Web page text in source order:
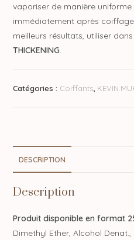
vaporiser de manière uniforme
immédiatement après
meilleurs résultats, utiliser
THICKENING
Catégories : Coiffants
DESCRIPTION
Description
Produit disponible en format
Dimethyl Ether, Alcohol